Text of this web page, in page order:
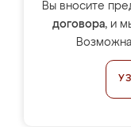
Вы вносите
договора, и